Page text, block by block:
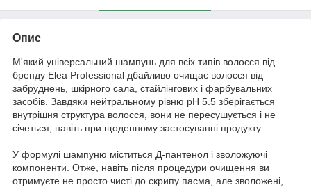
Опис
М'який універсальний шампунь для всіх типів волосся від
бренду Elea Professional дбайливо очищає волосся від
забруднень, шкірного сала, стайлінгових і фарбувальних
засобів. Завдяки нейтральному рівню pH 5.5 зберігається
внутрішня структура волосся, вони не пересушується і не
січеться, навіть при щоденному застосуванні продукту.
У формулі шампуню міститься Д-пантенол і зволожуючі
компоненти. Отже, навіть після процедури очищення ви
отримуєте не просто чисті до скрипу пасма, але зволожені,